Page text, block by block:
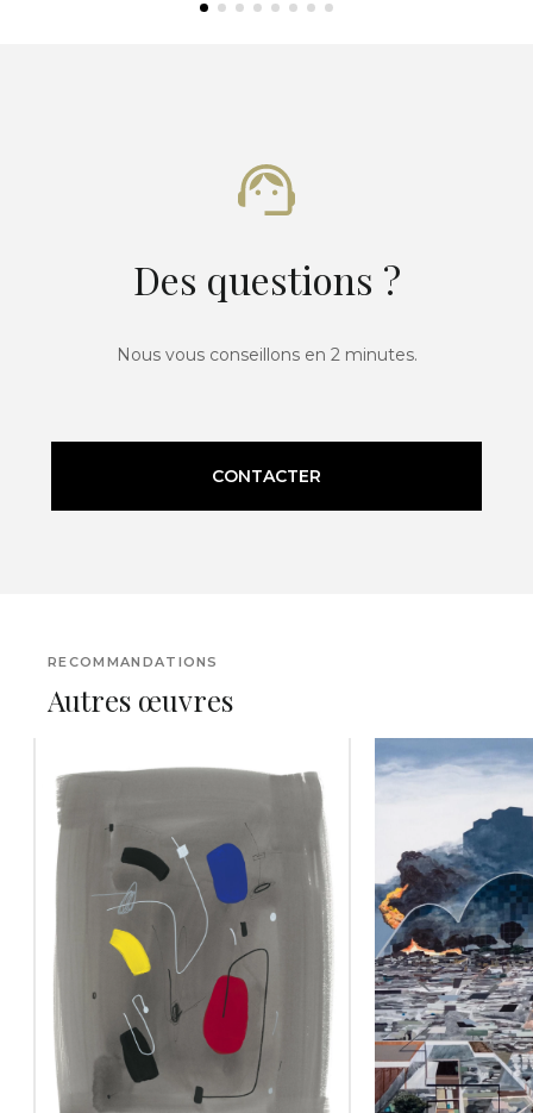
Des questions ?
Nous vous conseillons en 2 minutes.
CONTACTER
RECOMMANDATIONS
Autres œuvres